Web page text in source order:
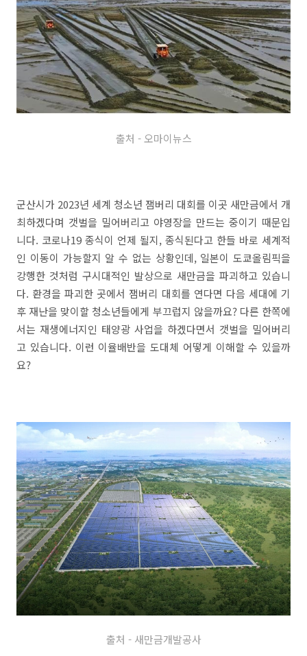
출처 - 오마이뉴스
군산시가 2023년 세계 청소년 잼버리 대회를 이곳 새만금에서 개
최하겠다며 갯벌을 밀어버리고 야영장을 만드는 중이기 때문입
니다. 코로나19 종식이 언제 될지, 종식된다고 한들 바로 세계적
인 이동이 가능할지 알 수 없는 상황인데, 일본이 도쿄올림픽을
강행한 것처럼 구시대적인 발상으로 새만금을 파괴하고 있습니
다. 환경을 파괴한 곳에서 잼버리 대회를 연다면 다음 세대에 기
후 재난을 맞이할 청소년들에게 부끄럽지 않을까요? 다른 한쪽에
서는 재생에너지인 태양광 사업을 하겠다면서 갯벌을 밀어버리
고 있습니다. 이런 이율배반을 도대체 어떻게 이해할 수 있을까
요?
출처 - 새만금개발공사